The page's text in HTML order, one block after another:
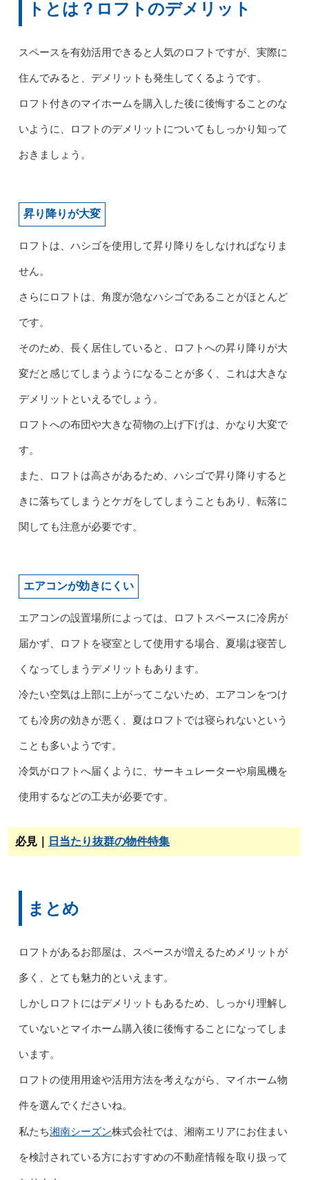
トとは？ロフトのデメリット
スペースを有効活用できると人気のロフトですが、実際に
住んでみると、デメリットも発生してくるようです。
ロフト付きのマイホームを購入した後に後悔することのな
いように、ロフトのデメリットについてもしっかり知って
おきましょう。
昇り降りが大変
ロフトは、ハシゴを使用して昇り降りをしなければなりま
せん。
さらにロフトは、角度が急なハシゴであることがほとんど
です。
そのため、長く居住していると、ロフトへの昇り降りが大
変だと感じてしまうようになることが多く、これは大きな
デメリットといえるでしょう。
ロフトへの布団や大きな荷物の上げ下げは、かなり大変で
す。
また、ロフトは高さがあるため、ハシゴで昇り降りすると
きに落ちてしまうとケガをしてしまうこともあり、転落に
関しても注意が必要です。
エアコンが効きにくい
エアコンの設置場所によっては、ロフトスペースに冷房が
届かず、ロフトを寝室として使用する場合、夏場は寝苦し
くなってしまうデメリットもあります。
冷たい空気は上部に上がってこないため、エアコンをつけ
ても冷房の効きが悪く、夏はロフトでは寝られないという
ことも多いようです。
冷気がロフトへ届くように、サーキュレーターや扇風機を
使用するなどの工夫が必要です。
必見｜ 日当たり抜群の物件特集
まとめ
ロフトがあるお部屋は、スペースが増えるためメリットが
多く、とても魅力的といえます。
しかしロフトにはデメリットもあるため、しっかり理解し
ていないとマイホーム購入後に後悔することになってしま
います。
ロフトの使用用途や活用方法を考えながら、マイホーム物
件を選んでくださいね。
私たち湘南シーズン株式会社では、湘南エリアにお住まい
を検討されている方におすすめの不動産情報を取り扱って